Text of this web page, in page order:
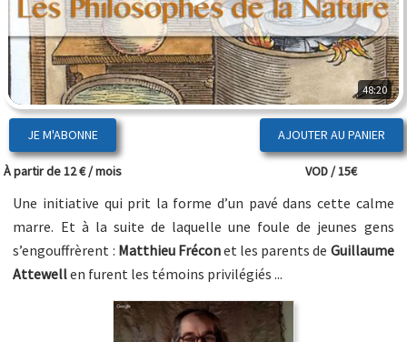
48:20
JE M'ABONNE
À partir de 12 € / mois VOD / 15€
Une initiative qui prit la forme d’un pavé dans cette calme
marre. Et à la suite de laquelle une foule de jeunes gens
s’engouffrèrent : Matthieu Fréconet les parents de Guillaume
Attewellen furent les témoins privilégiés ...